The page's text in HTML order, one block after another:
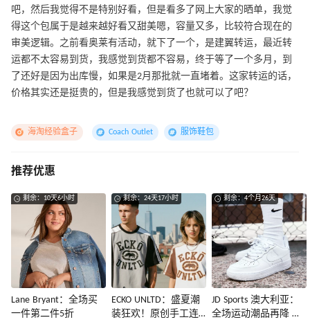
吧，然后我觉得不是特别好看，但是看多了网上大家的晒单，我觉
得这个包属于是越来越好看又甜美嗯，容量又多，比较符合现在的
审美逻辑。之前看奥莱有活动，就下了一个，是建翼转运，最近转
运都不太容易到货，我感觉到货都不容易，终于等了一个多月，到
了还好是因为出库慢，如果是2月那批就一直堵着。这家转运的话，
价格其实还是挺贵的，但是我感觉到货了也就可以了吧？
海淘经验盒子 Coach Outlet 服饰鞋包
推荐优惠
剩余：10天6小时
Lane Bryant：全场买
一件第二件5折
剩余：24天17小时
ECKO UNLTD：盛夏潮
装狂欢！原创手工连
剩余：4个月26天
JD Sports 澳大利亚：
全场运动潮品再降 关